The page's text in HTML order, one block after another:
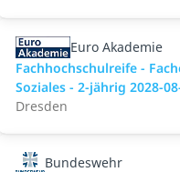
Euro Akademie
Fachhochschulreife -
Soziales - 2-jährig 2028-
Dresden
Bundeswehr